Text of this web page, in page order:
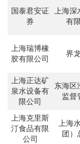
国泰君安证
券
上海
有
上海瑞博橡
胶有限公司
界
上海正达矿
泉水设备有
限公司
东海区
监督
上海克里斯
汀食品有限
公司
上海
团）